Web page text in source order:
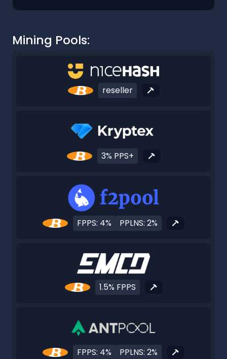
Mining Pools:
reseller
3% PPS+
FPPS: 4% PPLNS: 2%
1.5% FPPS
FPPS: 4% PPLNS: 2%